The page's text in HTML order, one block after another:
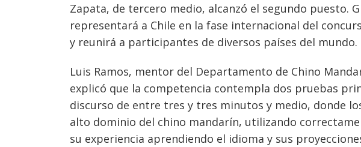
Zapata, de tercero medio, alcanzó el segundo puesto.
representará a Chile en la fase internacional del
y reunirá a participantes de diversos países del mundo.
Luis Ramos, mentor del Departamento de Chino
explicó que la competencia contempla dos pruebas
discurso de entre tres y tres minutos y medio, donde
alto dominio del chino mandarín, utilizando
su experiencia aprendiendo el idioma y sus